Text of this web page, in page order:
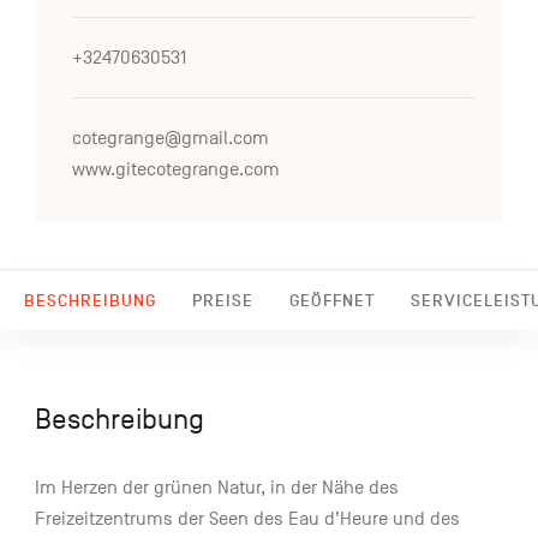
BESCHREIBUNG PREISE GEÖFFNET
+32470630531
cotegrange@gmail.com
www.gitecotegrange.com
Beschreibung
Im Herzen der grünen Natur, in der Nähe des
Freizeitzentrums der Seen des Eau d’Heure und des